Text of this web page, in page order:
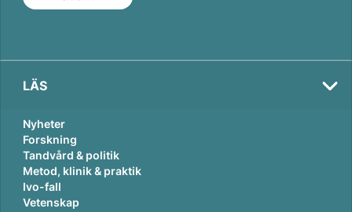
n
k
LÄS
Nyheter
Forskning
Tandvård & politik
Metod, klinik & praktik
Ivo-fall
Vetenskap